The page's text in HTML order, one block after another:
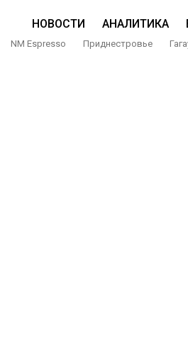
НОВОСТИ АНАЛИТИКА
NM Espresso Приднестровье